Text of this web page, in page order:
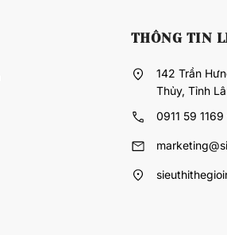
THÔNG TIN
142 Trần
Thủy, Tỉnh
0911 59